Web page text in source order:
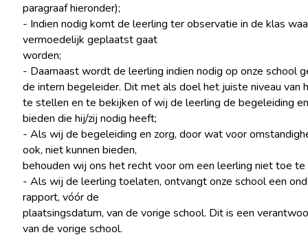
paragraaf hieronder);
- Indien nodig komt de leerling ter observatie in de klas
vermoedelijk geplaatst gaat
worden;
- Daarnaast wordt de leerling indien nodig op onze school
de intern begeleider. Dit met als doel het juiste niveau van
te stellen en te bekijken of wij de leerling de begeleiding
bieden die hij/zij nodig heeft;
- Als wij de begeleiding en zorg, door wat voor
ook, niet kunnen bieden,
behouden wij ons het recht voor om een leerling niet toe te
- Als wij de leerling toelaten, ontvangt onze school een
rapport, vóór de
plaatsingsdatum, van de vorige school. Dit is een
van de vorige school.